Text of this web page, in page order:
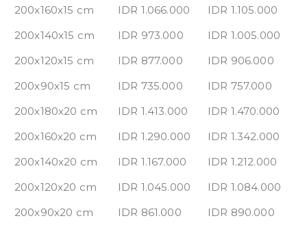
200x160x15 cm
IDR 1.066.000
IDR 1.105.000
200x140x15 cm
IDR 973.000
IDR 1.005.000
200x120x15 cm
IDR 877.000
IDR 906.000
200x90x15 cm
IDR 735.000
IDR 757.000
200x180x20 cm
IDR 1.413.000
IDR 1.470.000
200x160x20 cm
IDR 1.290.000
IDR 1.342.000
200x140x20 cm
IDR 1.167.000
IDR 1.212.000
200x120x20 cm
IDR 1.045.000
IDR 1.084.000
200x90x20 cm
IDR 861.000 IDR 890.000